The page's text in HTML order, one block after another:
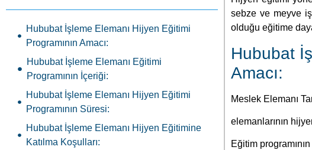
Programının Süresi:
Hububat İşleme Elemanı Hijyen Eğitimine
Katılma Koşulları:
Hububat İşleme Elemanı Hijyen Kursu
Sertifikasının Geçerliliği:
Diğer E-Devlete İşlenen Kurslar:
İşletmelerde Hijyen Eğitimi Kursu
Hayvan Kesim Elemanı-Kasaplık Eğitimi
Meslek Elemanı
elemanlarının
Eğitim
Programı
Gıda
Hububat
Un, irmik,
Ekmek,